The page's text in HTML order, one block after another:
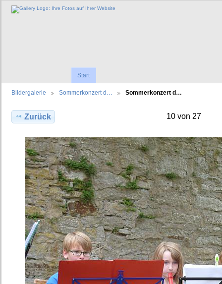
Start
Bildergalerie Sommerkonzert d… Sommerkonzert d…
Zurück 10 von 27